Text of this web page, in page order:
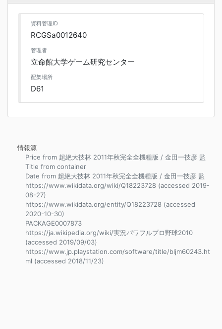
資料管理ID
RCGSa0012640
管理者
立命館大学ゲーム研究センター
配架場所
D61
情報源
Price from 超絶大技林 2011年秋完全全機種版 / 金田一技彦 監
Title from container
Date from 超絶大技林 2011年秋完全全機種版 / 金田一技彦 監
https://www.wikidata.org/wiki/Q18223728 (accessed 2019-
08-27)
https://www.wikidata.org/entity/Q18223728 (accessed
2020-10-30)
PACKAGE0007873
https://ja.wikipedia.org/wiki/実況パワフルプロ野球2010
(accessed 2019/09/03)
https://www.jp.playstation.com/software/title/bljm60243.ht
ml (accessed 2018/11/23)